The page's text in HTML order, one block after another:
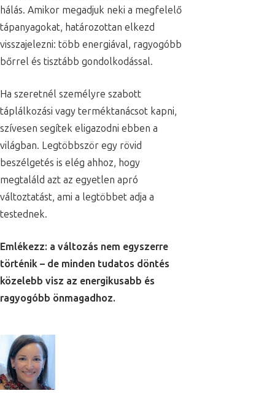
hálás. Amikor megadjuk neki a megfelelő
tápanyagokat, határozottan elkezd
visszajelezni: több energiával, ragyogóbb
bőrrel és tisztább gondolkodással.
Ha szeretnél személyre szabott
táplálkozási vagy terméktanácsot kapni,
szívesen segítek eligazodni ebben a
világban. Legtöbbször egy rövid
beszélgetés is elég ahhoz, hogy
megtaláld azt az egyetlen apró
változtatást, ami a legtöbbet adja a
testednek.
Emlékezz: a változás nem egyszerre
történik – de minden tudatos döntés
közelebb visz az energikusabb és
ragyogóbb önmagadhoz.